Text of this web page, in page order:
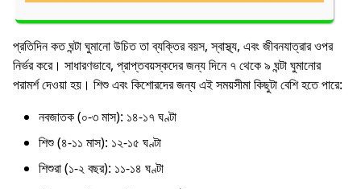
প্রতিদিন কত ঘন্টা ঘুমানো উচিত তা ব্যক্তির বয়স, স্বাস্থ্য, এবং জীবনযাত্রার ওপর
নির্ভর করে। সাধারণভাবে, প্রাপ্তবয়স্কদের জন্য দিনে ৭ থেকে ৯ ঘন্টা ঘুমানোর
পরামর্শ দেওয়া হয়। শিশু এবং কিশোরদের জন্য এই সময়সীমা কিছুটা বেশি হতে পারে:
নবজাতক (০-৩ মাস): ১৪-১৭ ঘণ্টা
শিশু (৪-১১ মাস): ১২-১৫ ঘণ্টা
শিশুরা (১-২ বছর): ১১-১৪ ঘণ্টা